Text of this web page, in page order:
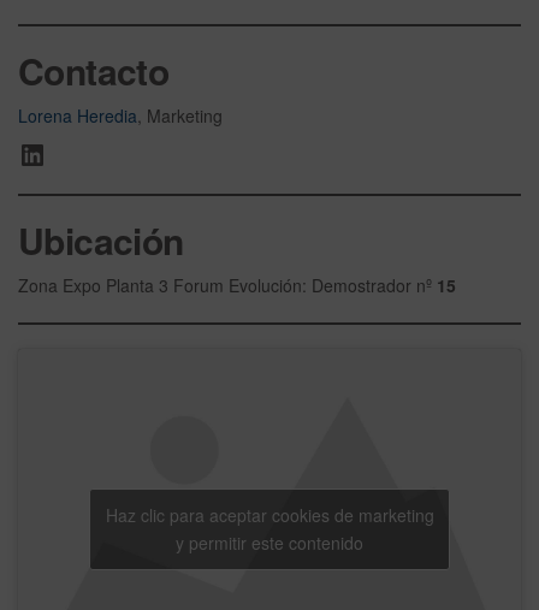
Contacto
Lorena Heredia , Marketing
Ubicación
Zona Expo Planta 3 Forum Evolución: Demostrador nº 15
Haz clic para aceptar cookies de marketing
y permitir este contenido